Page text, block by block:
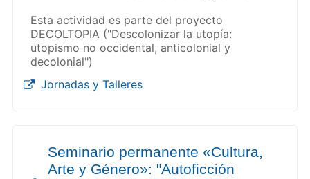
Esta actividad es parte del proyecto
DECOLTOPIA ("Descolonizar la utopía:
utopismo no occidental, anticolonial y
decolonial")
Jornadas y Talleres
Seminario permanente «Cultura,
Arte y Género»: "Autoficción